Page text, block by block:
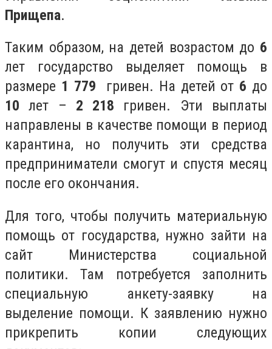
Прищепа.
Таким образом, на детей возрастом до 6
лет государство выделяет помощь в
размере 1 779 гривен. На детей от 6 до
10 лет – 2 218 гривен. Эти выплаты
направлены в качестве помощи в период
карантина, но получить эти средства
предприниматели смогут и спустя месяц
после его окончания.
Для того, чтобы получить материальную
помощь от государства, нужно зайти на
сайт Министерства социальной
политики. Там потребуется заполнить
специальную анкету-заявку на
выделение помощи. К заявлению нужно
прикрепить копии следующих